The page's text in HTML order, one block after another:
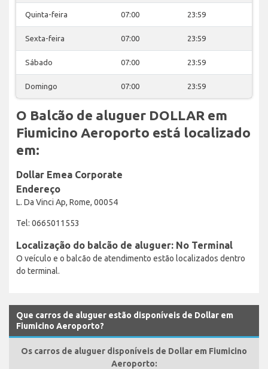
Quinta-feira 07:00 23:59
Sexta-feira 07:00 23:59
Sábado 07:00 23:59
Domingo 07:00 23:59
O Balcão de aluguer DOLLAR em
Fiumicino Aeroporto está localizado
em:
Dollar Emea Corporate
Endereço
L. Da Vinci Ap, Rome, 00054
Tel: 0665011553
Localização do balcão de aluguer: No Terminal
O veículo e o balcão de atendimento estão localizados dentro
do terminal.
Que carros de aluguer estão disponíveis de Dollar em
Fiumicino Aeroporto?
Os carros de aluguer disponíveis de Dollar em Fiumicino
Aeroporto: